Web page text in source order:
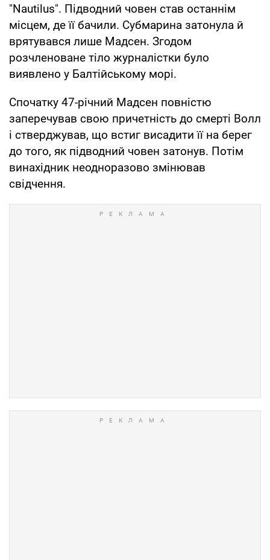
"Nautilus". Підводний човен став останнім
місцем, де її бачили. Субмарина затонула й
врятувався лише Мадсен. Згодом
розчленоване тіло журналістки було
виявлено у Балтійському морі.
Спочатку 47-річний Мадсен повністю
заперечував свою причетність до смерті Волл
і стверджував, що встиг висадити її на берег
до того, як підводний човен затонув. Потім
винахідник неодноразово змінював
свідчення.